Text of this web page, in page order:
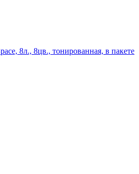
8л., 8цв., тонированная, в пакете